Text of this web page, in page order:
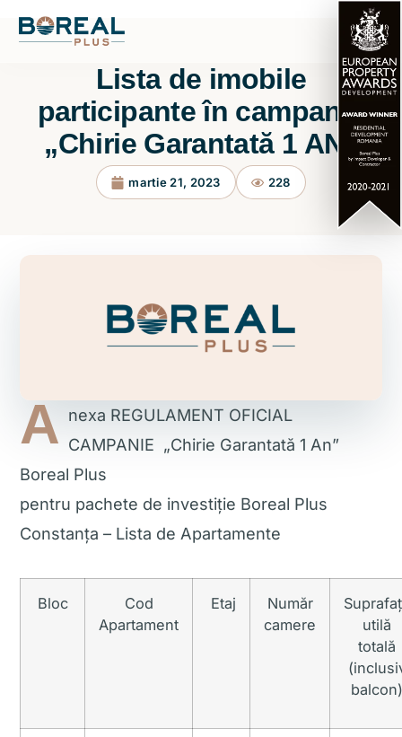
Lista de imobile
participante în campania
„Chirie Garantată 1 AN”
martie 21, 2023 228
A nexa REGULAMENT OFICIAL
CAMPANIE „Chirie Garantată 1 An”
Boreal Plus
pentru pachete de investiție Boreal Plus
Constanța – Lista de Apartamente
Bloc
Cod
Apartament
Etaj
Număr
camere
utilă
totală
balcon)